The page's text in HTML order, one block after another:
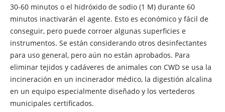
30-60 minutos o el hidróxido de sodio (1 M) durante 60
minutos inactivarán el agente. Esto es económico y fácil de
conseguir, pero puede corroer algunas superficies e
instrumentos. Se están considerando otros desinfectantes
para uso general, pero aún no están aprobados. Para
eliminar tejidos y cadáveres de animales con CWD se usa la
incineración en un incinerador médico, la digestión alcalina
en un equipo especialmente diseñado y los vertederos
municipales certificados.